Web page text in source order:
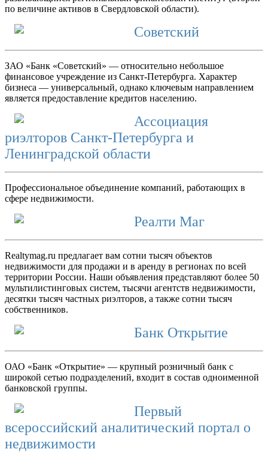
по величине активов в Свердловской области).
Советский
ЗАО «Банк «Советский» — относительно небольшое
финансовое учреждение из Санкт-Петербурга. Характер
бизнеса — универсальный, однако ключевым направлением
является предоставление кредитов населению.
Ассоциация
риэлторов Санкт-Петербурга и
Ленинградской области
Профессиональное объединение компаний, работающих в
сфере недвижимости.
Реалти Маг
Realtymag.ru предлагает вам сотни тысяч объектов
недвижимости для продажи и в аренду в регионах по всей
территории России. Наши объявления представляют более 50
мультилистинговых систем, тысячи агентств недвижимости,
десятки тысяч частных риэлторов, а также сотни тысяч
собственников.
Банк Открытие
ОАО «Банк «Открытие» — крупный розничный банк с
широкой сетью подразделений, входит в состав одноименной
банковской группы.
Первый
всероссийский аналитический портал о
недвижимости